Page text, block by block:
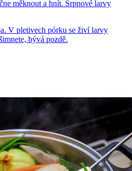
měknout a hnít. Srpnové larvy
V pletivech pórku se živí larvy
bývá pozdě.